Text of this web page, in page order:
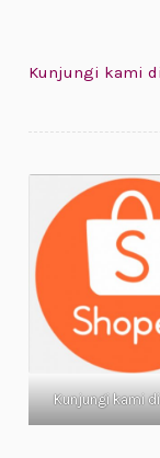
Kunjungi kami
Kunjungi kami